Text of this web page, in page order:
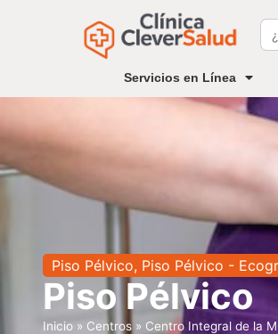
Servicios en Línea
Piso Pélvico, Piso Pélvico -
Piso Pélvico
Inicio » Centros » Centro Integral de la